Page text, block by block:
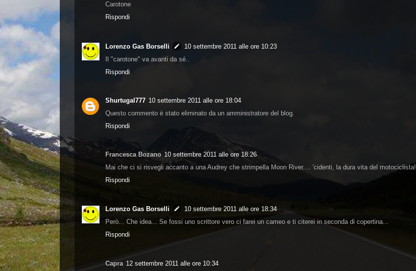
Carotone
Rispondi
Lorenzo Gas Borselli
10 settembre 2011 alle ore 10:23
Il "carotone" va avanti da sé..
Rispondi
Shurtugal777 10 settembre 2011 alle ore 18:04
Questo commento è stato eliminato da un amministratore del blog.
Rispondi
Francesca Bozano 10 settembre 2011 alle ore 18:26
Mai che ci si risvegli accanto a una Audrey che strimpella Moon River.... 'cidenti, la dura vita del motociclista!
Rispondi
Lorenzo Gas Borselli
10 settembre 2011 alle ore 18:34
Però... Che idea... Se fossi uno scrittore vero ci farei un cameo e ti citerei in seconda di copertina...
Rispondi
Capra 12 settembre 2011 alle ore 10:34